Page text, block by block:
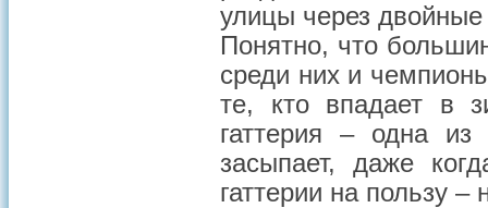
улицы через
Понятно, что
среди них и
те, кто впадает в
гаттерия – одна
засыпает, даже
гаттерии на пользу